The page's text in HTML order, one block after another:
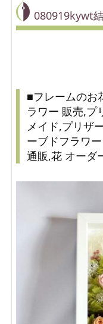
080919kywt
■フレームの
ラワー 販売,プ
メイド,プリザ
ーブドフラワ
通販,花 オーダ